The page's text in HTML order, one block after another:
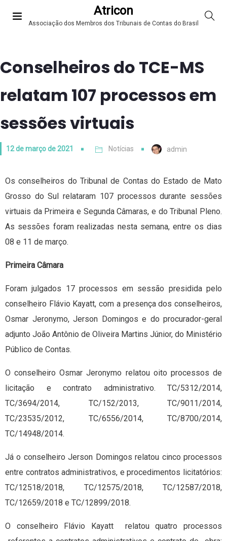
Atricon
Associação dos Membros dos Tribunais de Contas do Brasil
Conselheiros do TCE-MS
relatam 107 processos em
sessões virtuais
12 de março de 2021 Notícias admin
Os conselheiros do Tribunal de Contas do Estado de Mato
Grosso do Sul relataram 107 processos durante sessões
virtuais da Primeira e Segunda Câmaras, e do Tribunal Pleno.
As sessões foram realizadas nesta semana, entre os dias
08 e 11 de março.
Primeira Câmara
Foram julgados 17 processos em sessão presidida pelo
conselheiro Flávio Kayatt, com a presença dos conselheiros,
Osmar Jeronymo, Jerson Domingos e do procurador-geral
adjunto João Antônio de Oliveira Martins Júnior, do Ministério
Público de Contas.
O conselheiro Osmar Jeronymo relatou oito processos de
licitação e contrato administrativo. TC/5312/2014,
TC/3694/2014, TC/152/2013, TC/9011/2014,
TC/23535/2012, TC/6556/2014, TC/8700/2014,
TC/14948/2014.
Já o conselheiro Jerson Domingos relatou cinco processos
entre contratos administrativos, e procedimentos licitatórios:
TC/12518/2018, TC/12575/2018, TC/12587/2018,
TC/12659/2018 e TC/12899/2018.
O conselheiro Flávio Kayatt relatou quatro processos